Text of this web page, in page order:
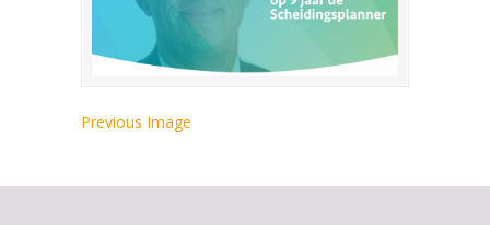
Previous Image